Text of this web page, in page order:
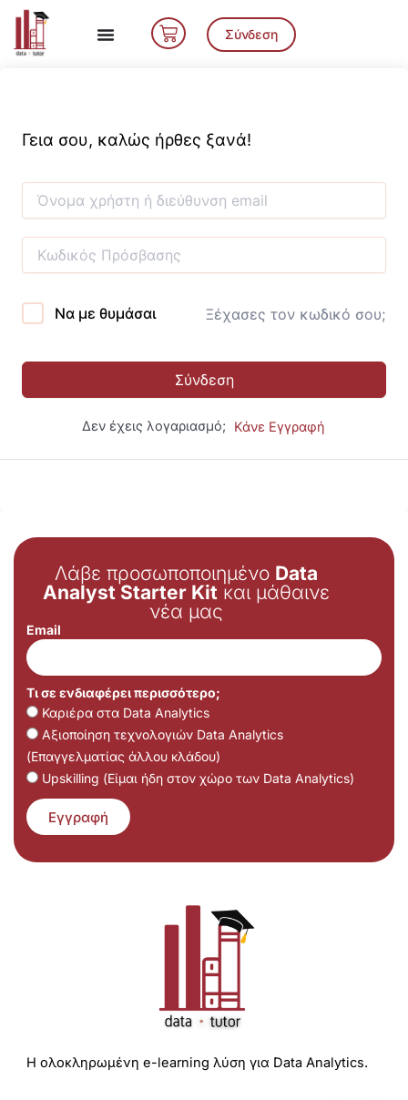
Μετάβαση
περιεχόμενο
Cart Σύνδεση
Γεια σου, καλώς ήρθες ξανά!
Να με θυμάσαι Ξέχασες τον κωδικό σου;
Σύνδεση
Δεν έχεις λογαριασμό; Κάνε Εγγραφή
Λάβε προσωποποιημένο Data
Analyst Starter Kit και μάθαινε
νέα μας
Email
Τι σε ενδιαφέρει περισσότερο;
Καριέρα στα Data Analytics
Αξιοποίηση τεχνολογιών Data Analytics
(Επαγγελματίας άλλου κλάδου)
Upskilling (Είμαι ήδη στον χώρο των Data Analytics)
Εγγραφή
Η ολοκληρωμένη e-learning λύση για Data Analytics.